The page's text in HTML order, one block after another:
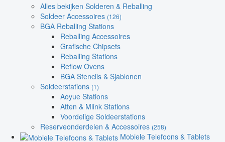
Alles bekijken Solderen & Reballing
Soldeer Accessoires (126)
BGA Reballing Stations
Reballing Accessoires
Grafische Chipsets
Reballing Stations
Reflow Ovens
BGA Stencils & Sjablonen
Soldeerstations (1)
Aoyue Stations
Atten & Mlink Stations
Voordelige Soldeerstations
Reserveonderdelen & Accessoires (258)
Mobiele Telefoons & Tablets